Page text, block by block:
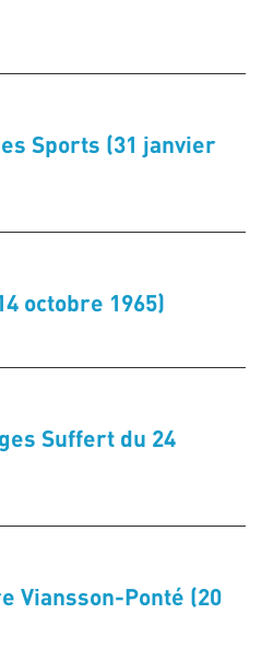
Sports (31 janvier
octobre 1965)
Suffert du 24
Viansson-Ponté (20